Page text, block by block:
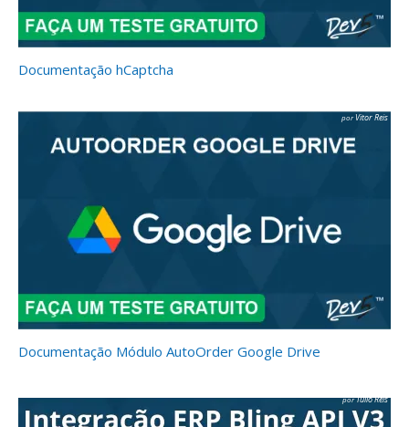
Documentação hCaptcha
Documentação Módulo AutoOrder Google Drive
Vitor Reis
Túlio Reis